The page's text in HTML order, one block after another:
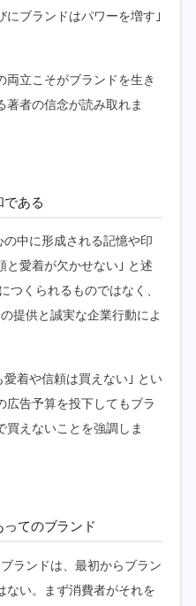
ブランドはパワーを増す｣
両立こそがブランドを生き
著者の信念が読み取れま
である
中に形成される記憶や印
と愛着が欠かせない｣ と述
つくられるものではなく、
提供と誠実な企業行動によ
着や信頼は買えない｣ とい
広告予算を投下してもブラ
買えないことを強調しま
てのブランド
ランドは、最初からブラン
ない。まず消費者がそれを